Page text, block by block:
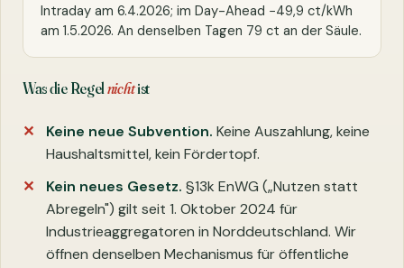
Intraday am 6.4.2026; im Day-Ahead −49,9 ct/kWh
am 1.5.2026. An denselben Tagen 79 ct an der Säule.
Was die Regel nichtist
Keine neue Subvention. Keine Auszahlung, keine
Haushaltsmittel, kein Fördertopf.
Kein neues Gesetz. §13k EnWG („Nutzen statt
Abregeln") gilt seit 1. Oktober 2024 für
Industrieaggregatoren in Norddeutschland. Wir
öffnen denselben Mechanismus für öffentliche